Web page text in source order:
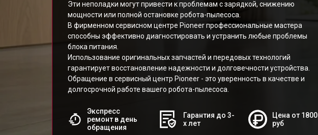
Эти неполадки могут привести к проблемам с зарядкой, снижению
мощности или полной остановке робота-пылесоса.
В фирменном сервисном центре Pioneer профессиональные мастера
способны эффективно диагностировать и устранить любые проблемы
блока питания.
Использование оригинальных запчастей и передовых технологий
гарантирует восстановление надежности и долговечности устройства.
Обращение в сервисный центр Pioneer - это уверенность в качестве и
долгосрочной работе вашего робота-пылесоса.
Экспресс
ремонт в день
обращения
Гарантия до 3-
х лет
Цена от 1800
руб